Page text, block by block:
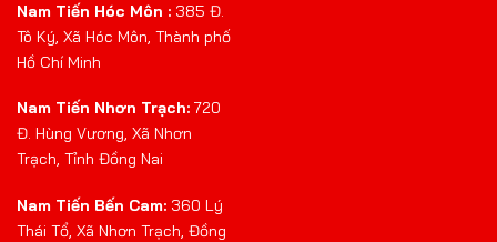
Nam Tiến Hóc Môn : 385 Đ.
Tô Ký, Xã Hóc Môn, Thành phố
Hồ Chí Minh
Nam Tiến Nhơn Trạch: 720
Đ. Hùng Vương, Xã Nhơn
Trạch, Tỉnh Đồng Nai
Nam Tiến Bến Cam: 360 Lý
Thái Tổ, Xã Nhơn Trạch, Đồng